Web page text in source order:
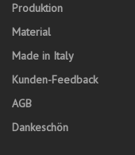
Produktion
Material
Made in Italy
Kunden-Feedback
AGB
Dankeschön